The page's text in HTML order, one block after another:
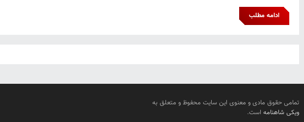
ادامه مطلب
تمامی حقوق مادی و معنوی این سایت محفوظ و متعلق به
ویکی شاهنامه است.